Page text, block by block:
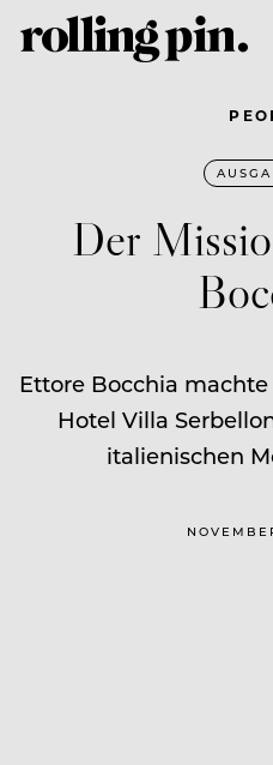
Der
Ettore Bocchia
Hotel Villa
italienischen